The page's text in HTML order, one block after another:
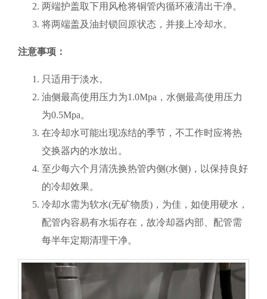
两端护盖取下用风枪将铜管内循环液清出干净。
将两端盖及油封锁回原状态，并接上冷却水。
注意事项：
只适用于淡水。
油侧最高使用压力为1.0Mpa，水侧最高使用压力
为0.5Mpa。
在冷却水可能出现冻结的季节，不工作时应将热
交换器内的水放出。
至少每六个月清洗换热管内侧(水侧)，以保持良好
的冷却效果。
冷却水需为软水(无矿物质)，为佳，如使用硬水，
配管内容易有水垢存在，故冷却器内部、配管需
每半年定期清理干净。